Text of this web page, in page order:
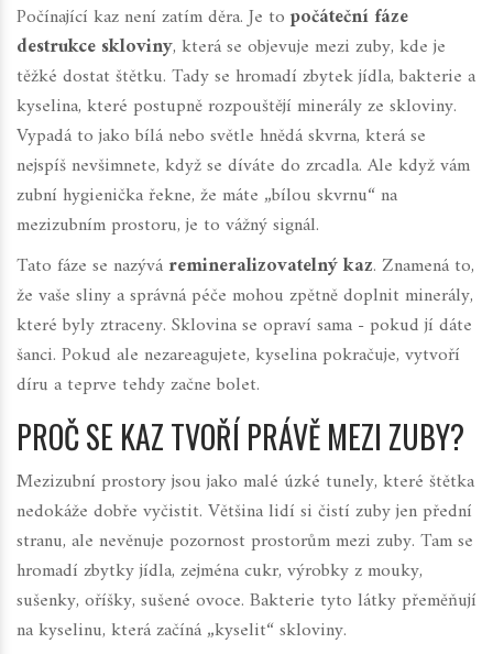
Počínající kaz není zatím děra. Je to počáteční fáze
destrukce skloviny, která se objevuje mezi zuby, kde je
těžké dostat štětku. Tady se hromadí zbytek jídla, bakterie a
kyselina, které postupně rozpouštějí minerály ze skloviny.
Vypadá to jako bílá nebo světle hnědá skvrna, která se
nejspíš nevšimnete, když se díváte do zrcadla. Ale když vám
zubní hygienička řekne, že máte „bílou skvrnu“ na
mezizubním prostoru, je to vážný signál.
Tato fáze se nazývá remineralizovatelný kaz. Znamená to,
že vaše sliny a správná péče mohou zpětně doplnit minerály,
které byly ztraceny. Sklovina se opraví sama - pokud jí dáte
šanci. Pokud ale nezareagujete, kyselina pokračuje, vytvoří
díru a teprve tehdy začne bolet.
PROČ SE KAZ TVOŘÍ PRÁVĚ MEZI ZUBY?
Mezizubní prostory jsou jako malé úzké tunely, které štětka
nedokáže dobře vyčistit. Většina lidí si čistí zuby jen přední
stranu, ale nevěnuje pozornost prostorům mezi zuby. Tam se
hromadí zbytky jídla, zejména cukr, výrobky z mouky,
sušenky, oříšky, sušené ovoce. Bakterie tyto látky přeměňují
na kyselinu, která začíná „kyselit“ skloviny.